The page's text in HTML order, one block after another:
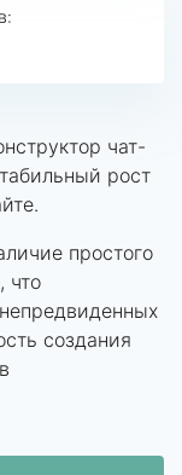
чат-
рост
простого
что
создания